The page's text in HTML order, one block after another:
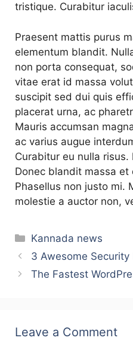
tristique. Curabitur
Praesent mattis purus
elementum blandit.
non porta consequat,
vitae erat id massa
suscipit sed dui quis
placerat urna, ac
Mauris accumsan
ac varius augue
Curabitur eu nulla
Donec blandit massa et
Phasellus non justo mi.
molestie a auctor non,
Categories
Kannada news
3 Awesome Security
The Fastest
Leave a Comment